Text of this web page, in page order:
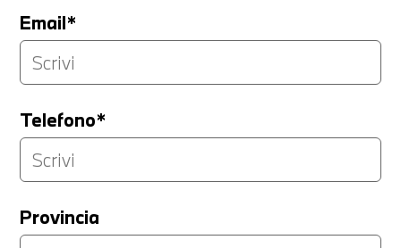
Email*
Telefono*
Provincia